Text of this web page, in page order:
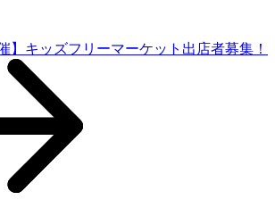
】キッズフリーマーケット出店者募集！